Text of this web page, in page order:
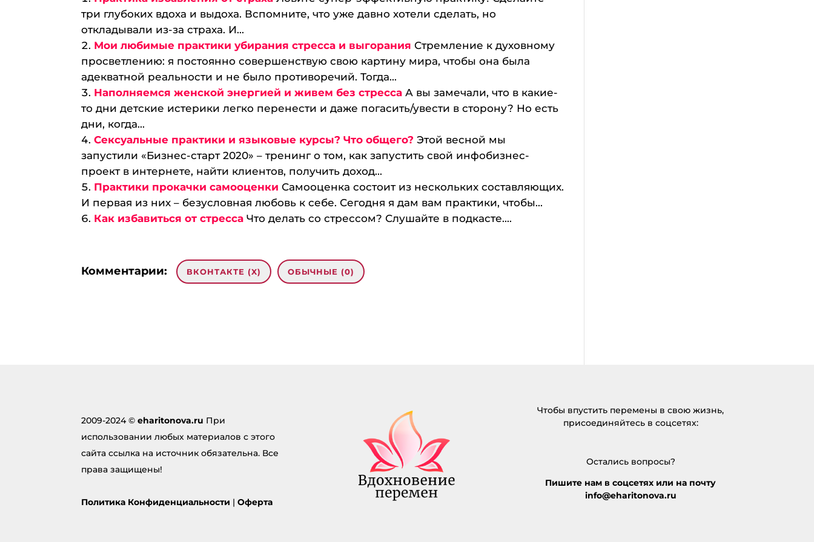
три глубоких вдоха и выдоха. Вспомните, что уже давно хотели сделать, но
откладывали из-за страха. И...
Мои любимые практики убирания стресса и выгорания Стремление к духовному
просветлению: я постоянно совершенствую свою картину мира, чтобы она была
адекватной реальности и не было противоречий. Тогда...
Наполняемся женской энергией и живем без стресса А вы замечали, что в какие-
то дни детские истерики легко перенести и даже погасить/увести в сторону? Но есть
дни, когда...
Сексуальные практики и языковые курсы? Что общего? Этой весной мы
запустили «Бизнес-старт 2020» – тренинг о том, как запустить свой инфобизнес-
проект в интернете, найти клиентов, получить доход...
Практики прокачки самооценки Самооценка состоит из нескольких составляющих.
И первая из них – безусловная любовь к себе. Сегодня я дам вам практики, чтобы...
Как избавиться от стресса Что делать со стрессом? Слушайте в подкасте....
Комментарии: ВКОНТАКТЕ (X) ОБЫЧНЫЕ (0)
2009-2024 ©eharitonova.ru При
использовании любых материалов с этого
сайта ссылка на источник обязательна. Все
права защищены!
Политика Конфиденциальности |Оферта
Чтобы впустить перемены в свою жизнь,
присоединяйтесь в соцсетях:
Остались вопросы?
Пишите нам в соцсетях или на почту
info@eharitonova.ru